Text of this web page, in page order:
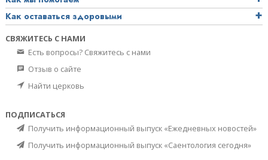
Как оставаться здоровыми
СВЯЖИТЕСЬ С НАМИ
Есть вопросы? Свяжитесь с нами
Отзыв о сайте
Найти церковь
ПОДПИСАТЬСЯ
Получить информационный выпуск «Ежедневных новостей»
Получить информационный выпуск «Саентология сегодня»